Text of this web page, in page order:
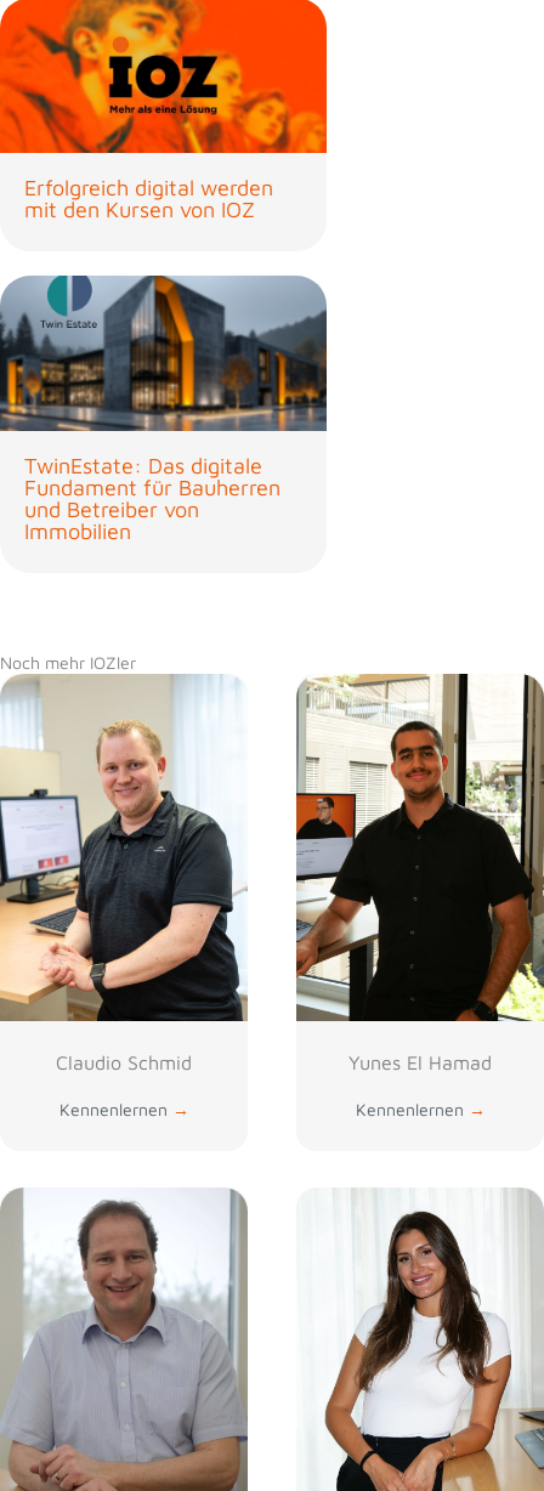
Erfolgreich digital werden
mit den Kursen von IOZ
TwinEstate: Das digitale
Fundament für Bauherren
und Betreiber von
Immobilien
Noch mehr IOZler
Claudio Schmid
Kennenlernen →
Yunes El Hamad
Kennenlernen →